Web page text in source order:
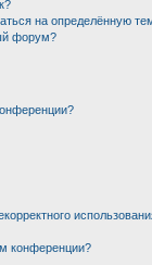
на определённую
форум?
конференции?